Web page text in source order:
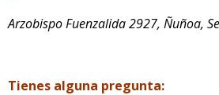
Arzobispo Fuenzalida 2927, Ñuñoa,
Tienes alguna pregunta: